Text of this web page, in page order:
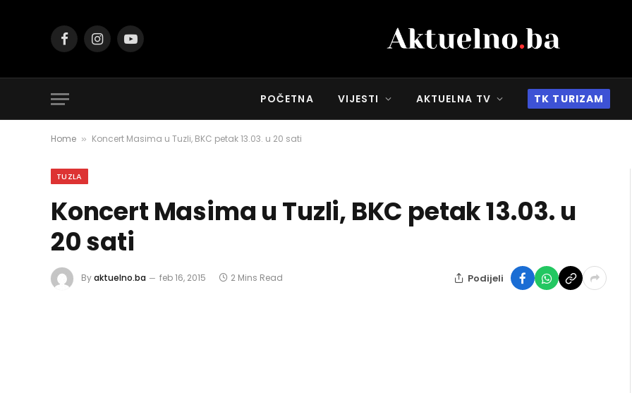
FacebookInstagramYouTube
POČETNA VIJESTI AKTUELNA TV TK TURIZAM
Home » Koncert Masima u Tuzli, BKC petak 13.03. u 20 sati
TUZLA
Koncert Masima u Tuzli, BKC petak 13.03. u
20 sati
Byaktuelno.ba feb 16, 2015 2 Mins Read Podijeli